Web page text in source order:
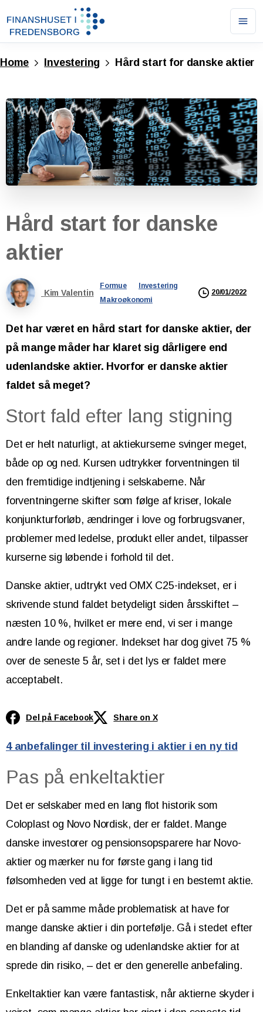
Home
Investering Hård start for danske aktier
Hård start for danske
aktier
Kim Valentin
Formue
Investering
Makroøkonomi
20/01/2022
Det har været en hård start for danske aktier, der
på mange måder har klaret sig dårligere end
udenlandske aktier. Hvorfor er danske aktier
faldet så meget?
Stort fald efter lang stigning
Det er helt naturligt, at aktiekurserne svinger meget,
både op og ned. Kursen udtrykker forventningen til
den fremtidige indtjening i selskaberne. Når
forventningerne skifter som følge af kriser, lokale
konjunkturforløb, ændringer i love og forbrugsvaner,
problemer med ledelse, produkt eller andet, tilpasser
kurserne sig løbende i forhold til det.
Danske aktier, udtrykt ved OMX C25-indekset, er i
skrivende stund faldet betydeligt siden årsskiftet –
næsten 10 %, hvilket er mere end, vi ser i mange
andre lande og regioner. Indekset har dog givet 75 %
over de seneste 5 år, set i det lys er faldet mere
acceptabelt.
Del på Facebook Share on X
4 anbefalinger til investering i aktier i en ny tid
Pas på enkeltaktier
Det er selskaber med en lang flot historik som
Coloplast og Novo Nordisk, der er faldet. Mange
danske investorer og pensionsopsparere har Novo-
aktier og mærker nu for første gang i lang tid
følsomheden ved at ligge for tungt i en bestemt aktie.
Det er på samme måde problematisk at have for
mange danske aktier i din portefølje. Gå i stedet efter
en blanding af danske og udenlandske aktier for at
sprede din risiko, – det er den generelle anbefaling.
Enkeltaktier kan være fantastisk, når aktierne skyder i